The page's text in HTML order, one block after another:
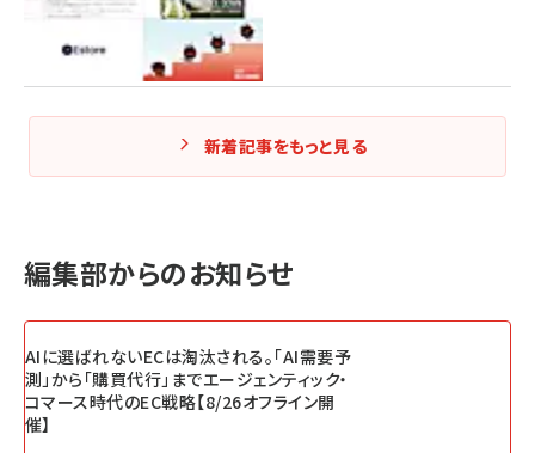
新着記事をもっと見る
編集部からのお知らせ
AIに選ばれないECは淘汰される。「AI需要予
測」から「購買代行」までエージェンティック・
コマース時代のEC戦略【8/26オフライン開
催】